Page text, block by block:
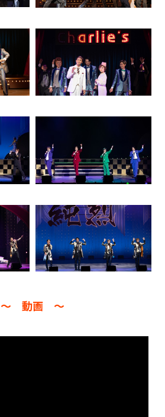
～ 動画 ～